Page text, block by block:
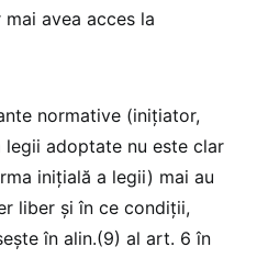
avea acces la
normative (iniţiator,
legii adoptate nu este clar
iniţială a legii) mai au
liber şi în ce condiţii,
în alin.(9) al art. 6 în